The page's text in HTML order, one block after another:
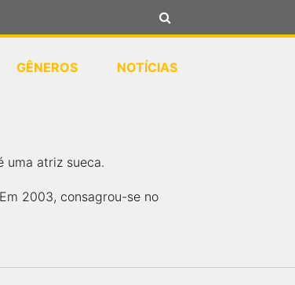
GÊNEROS NOTÍCIAS
uma atriz sueca.
2003, consagrou-se no